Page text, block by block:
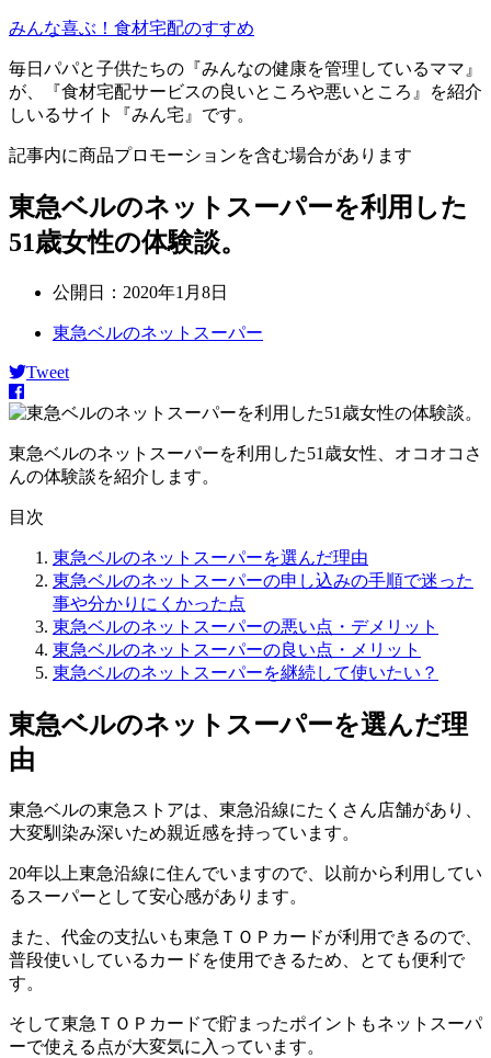
みんな喜ぶ！食材宅配のすすめ
毎日パパと子供たちの『みんなの健康を管理しているママ』
が、『食材宅配サービスの良いところや悪いところ』を紹介
しいるサイト『みん宅』です。
記事内に商品プロモーションを含む場合があります
東急ベルのネットスーパーを利用した
51歳女性の体験談。
公開日： 2020年1月8日
東急ベルのネットスーパー
Tweet
東急ベルのネットスーパーを利用した51歳女性、オコオコさ
んの体験談を紹介します。
目次
東急ベルのネットスーパーを選んだ理由
東急ベルのネットスーパーの申し込みの手順で迷った
事や分かりにくかった点
東急ベルのネットスーパーの悪い点・デメリット
東急ベルのネットスーパーの良い点・メリット
東急ベルのネットスーパーを継続して使いたい？
東急ベルのネットスーパーを選んだ理
由
東急ベルの東急ストアは、東急沿線にたくさん店舗があり、
大変馴染み深いため親近感を持っています。
20年以上東急沿線に住んでいますので、以前から利用してい
るスーパーとして安心感があります。
また、代金の支払いも東急ＴＯＰカードが利用できるので、
普段使いしているカードを使用できるため、とても便利で
す。
そして東急ＴＯＰカードで貯まったポイントもネットスーパ
ーで使える点が大変気に入っています。